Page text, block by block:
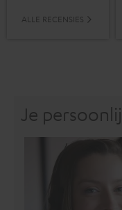
ALLE RECENSIES
Je